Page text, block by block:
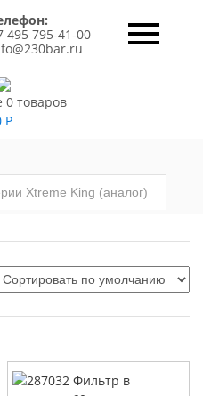
495 795-41-00
0 товаров
Р
Xtreme King (аналог)